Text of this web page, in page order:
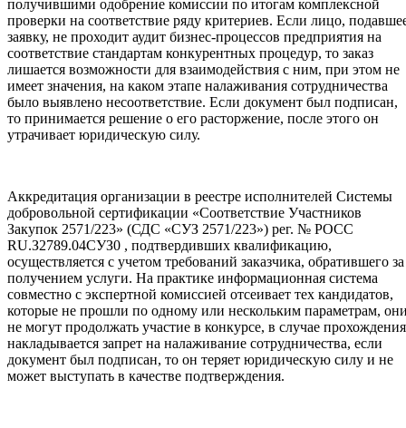
получившими одобрение комиссии по итогам комплексной
проверки на соответствие ряду критериев. Если лицо,
заявку, не проходит аудит бизнес-процессов предприятия на
соответствие стандартам конкурентных процедур, то заказ
лишается возможности для взаимодействия с ним, при этом не
имеет значения, на каком этапе налаживания сотрудничества
было выявлено несоответствие. Если документ был подписан,
то принимается решение о его расторжение, после этого он
утрачивает юридическую силу.
Аккредитация организации в реестре исполнителей Системы
добровольной сертификации «Соответствие Участников
Закупок 2571/223» (СДС «СУЗ 2571/223») рег. № РОСС
RU.З2789.04СУЗ0 , подтвердивших квалификацию,
осуществляется с учетом требований заказчика, обратившего за
получением услуги. На практике информационная система
совместно с экспертной комиссией отсеивает тех кандидатов,
которые не прошли по одному или нескольким параметрам,
не могут продолжать участие в конкурсе, в случае прохождения
накладывается запрет на налаживание сотрудничества, если
документ был подписан, то он теряет юридическую силу и не
может выступать в качестве подтверждения.